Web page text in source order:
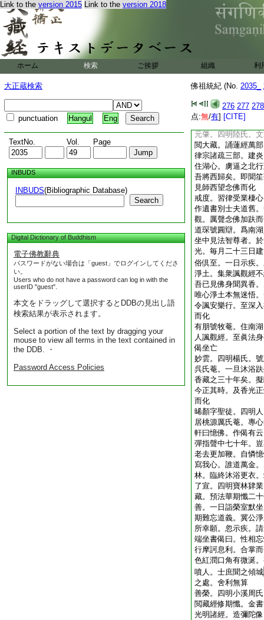
Link to the version 2015 Link to the version 2018
ホーム 検索 ご挨拶 組織 利
大正蔵検索
punctuation Hangul Eng
TextNo. Vol. Page
INBUDS
INBUDS(Bibliographic Database)
Search
Digital Dictionary of Buddhism
電子佛教辭典
パスワードがない場合は「guest」でログインしてくださ
い。
Users who do not have a password can log in with the
userID "guest".
本文をドラッグして選択するとDDBの見出し語
検索結果が表示されます。
Select a portion of the text by dragging your
mouse to view all terms in the text contained in
the DDB. ・
Password Access Policies
佛祖統紀 (No. 2035_
276 277 278
点:無/有] [CITE]
慟哭。辭佛歸臥房
若觀。居烏鎭嘉會
萬聲期。先得生者
二經日滿百部。二
食。忽索筆書偈。
覃異。居餘姚龍泉
法彌陀經各萬卷。
微疾。集衆告曰。
而逝
智印居霅川祇園。
病中集衆諷彌陀經
元肇。四明陸氏。
閲大藏。誦蓮經萬
律宗諸疏三部。建
住湖心。虜逼之北
吾將西歸矣。即聞
見師西望念佛而化
戒度。習律受業棲
作遺書別士夫道舊
觀。厲聲念佛加趺
道琛號圓辯。爲南
坐中見法智尊者。
光。毎月二十三日
俗倶至。一日示疾
淨土。集衆諷觀經
吾已見佛身聞異香
唯心淨土本無迷悟
令諷安樂行。至深
而化
有朋號牧菴。住南
人諷觀經。至眞法
偈坐亡
妙雲。四明楊氏。
呉氏菴。一旦沐浴
香藏之三十年矣。
今正其時。及香光
而化
晞顏字聖徒。四明
居桃源厲氏菴。專
軒曰憶佛。作偈有
彈指聲中七十年。
老去更加鞭。自憐
寫我心。誰道萬金
林。臨終沐浴更衣
了宣。四明寶林肄
藏。預法華期懺二
善。一日詣榮室默
期難忘道義。冀公
所幸願。忽示疾。
端坐書偈曰。性相
行摩訶息利。合掌
色紅潤口角有微涎
噴人。士庶聞之傾城
之處。舍利無算
善榮。四明小溪周
閲藏經修期懺。金
光明諸經。造彌陀